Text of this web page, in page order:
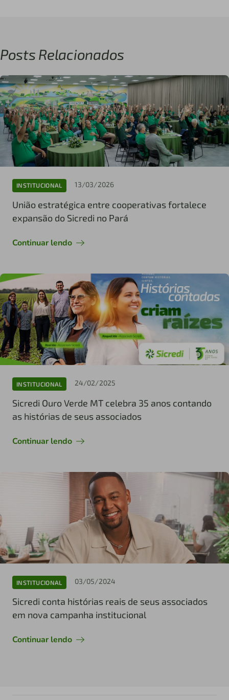
Posts Relacionados
INSTITUCIONAL 13/03/2026
União estratégica entre cooperativas fortalece
expansão do Sicredi no Pará
Continuar lendo
INSTITUCIONAL 24/02/2025
Sicredi Ouro Verde MT celebra 35 anos contando
as histórias de seus associados
Continuar lendo
INSTITUCIONAL 03/05/2024
Sicredi conta histórias reais de seus associados
em nova campanha institucional
Continuar lendo